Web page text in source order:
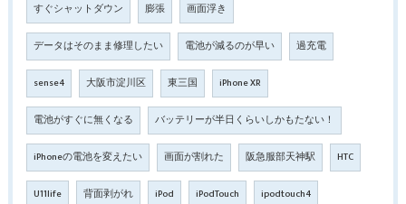
すぐシャットダウン 膨張 画面浮き
データはそのまま修理したい 電池が減るのが早い 過充電
sense4 大阪市淀川区 東三国 iPhone XR
電池がすぐに無くなる バッテリーが半日くらいしかもたない！
iPhoneの電池を変えたい 画面が割れた 阪急服部天神駅 HTC
U11life 背面剥がれ iPod iPodTouch ipodtouch4